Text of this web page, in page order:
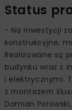
Status
- Na inwestycji
konstrukcyjne,
Realizowane są
budynku wraz z
i elektrycznymi.
z montażem
Damian